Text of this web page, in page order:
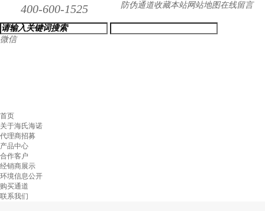
400-600-1525 防伪通道收藏本站网站地图在线留言
微信
首页
关于海氏海诺
代理商招募
产品中心
合作客户
经销商展示
环境信息公开
购买通道
联系我们